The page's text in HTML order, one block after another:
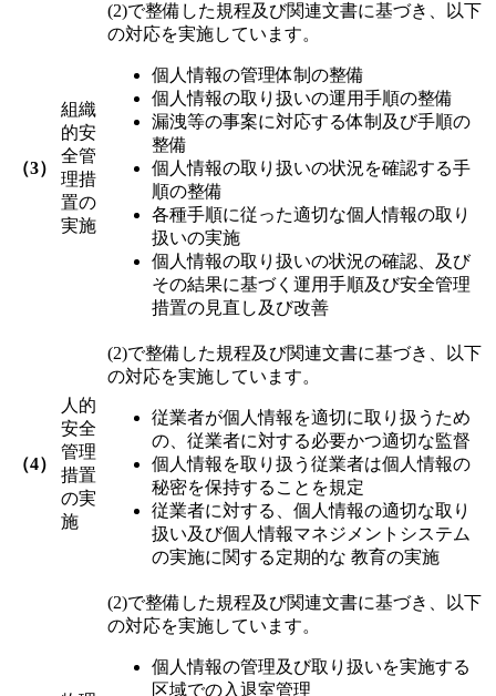
（3）
組織
的安
全管
理措
置の
実施
(2)で整備した規程及び関連文書に基づき、以下
の対応を実施しています。
個人情報の管理体制の整備
個人情報の取り扱いの運用手順の整備
漏洩等の事案に対応する体制及び手順の
整備
個人情報の取り扱いの状況を確認する手
順の整備
各種手順に従った適切な個人情報の取り
扱いの実施
個人情報の取り扱いの状況の確認、及び
その結果に基づく運用手順及び安全管理
措置の見直し及び改善
（4）
人的
安全
管理
措置
の実
施
(2)で整備した規程及び関連文書に基づき、以下
の対応を実施しています。
従業者が個人情報を適切に取り扱うため
の、従業者に対する必要かつ適切な監督
個人情報を取り扱う従業者は個人情報の
秘密を保持することを規定
従業者に対する、個人情報の適切な取り
扱い及び個人情報マネジメントシステム
の実施に関する定期的な 教育の実施
(2)で整備した規程及び関連文書に基づき、以下
の対応を実施しています。
個人情報の管理及び取り扱いを実施する
区域での入退室管理